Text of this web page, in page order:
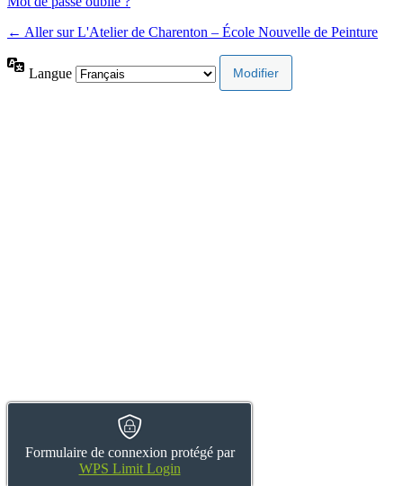
Formulaire de connexion protégé par
WPS Limit Login
← Aller sur L'Atelier de Charenton – École Nouvelle de Peinture
Langue